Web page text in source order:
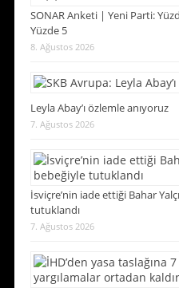
SONAR Anketi | Yeni Parti:
Yüzde 5
8. Ağustos 2026
Leyla Abay’ı özlemle anıyoruz
7. Ağustos 2026
İsviçre’nin iade ettiği Bahar
tutuklandı
7. Ağustos 2026